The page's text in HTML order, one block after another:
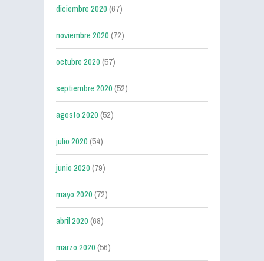
diciembre 2020(67)
noviembre 2020(72)
octubre 2020(57)
septiembre 2020(52)
agosto 2020(52)
julio 2020(54)
junio 2020(79)
mayo 2020(72)
abril 2020(68)
marzo 2020(56)